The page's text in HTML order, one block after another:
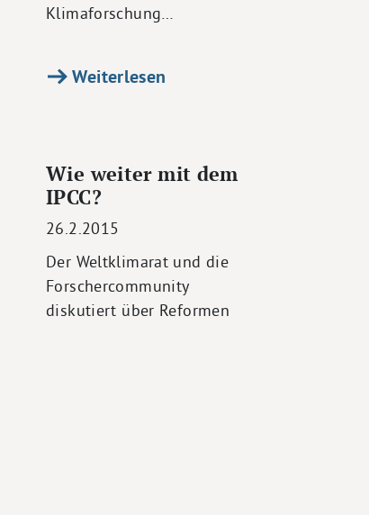
Klimaforschung…
Weiterlesen
Wie weiter mit dem
IPCC?
26.2.2015
Der Weltklimarat und die
Forschercommunity
diskutiert über Reformen